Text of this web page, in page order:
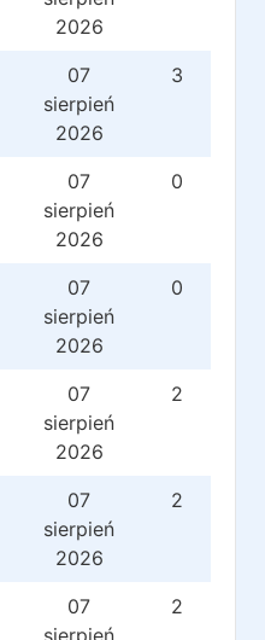
2026
07
sierpień
2026
3
07
sierpień
2026
0
07
sierpień
2026
0
07
sierpień
2026
2
07
sierpień
2026
2
07
sierpień
2